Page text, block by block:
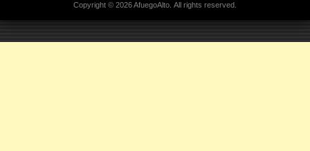
Copyright © 2026 AfuegoAlto. All rights reserved.